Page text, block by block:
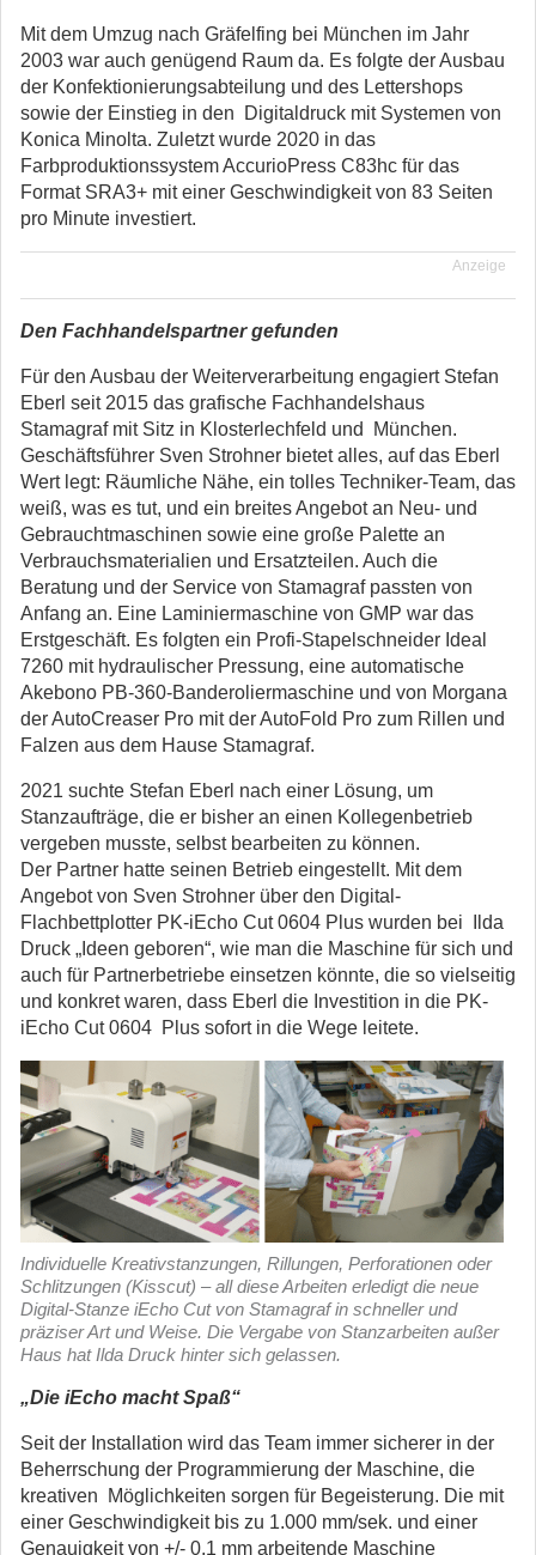
Mit dem Umzug nach Gräfelfing bei München im Jahr
2003 war auch genügend Raum da. Es folgte der Ausbau
der Konfektionierungsabteilung und des Lettershops
sowie der Einstieg in den Digitaldruck mit Systemen von
Konica Minolta. Zuletzt wurde 2020 in das
Farbproduktionssystem AccurioPress C83hc für das
Format SRA3+ mit einer Geschwindigkeit von 83 Seiten
pro Minute investiert.
Anzeige
Den Fachhandelspartner gefunden
Für den Ausbau der Weiterverarbeitung engagiert Stefan
Eberl seit 2015 das grafische Fachhandelshaus
Stamagraf mit Sitz in Klosterlechfeld und München.
Geschäftsführer Sven Strohner bietet alles, auf das Eberl
Wert legt: Räumliche Nähe, ein tolles Techniker-Team, das
weiß, was es tut, und ein breites Angebot an Neu- und
Gebrauchtmaschinen sowie eine große Palette an
Verbrauchsmaterialien und Ersatzteilen. Auch die
Beratung und der Service von Stamagraf passten von
Anfang an. Eine Laminiermaschine von GMP war das
Erstgeschäft. Es folgten ein Profi-Stapelschneider Ideal
7260 mit hydraulischer Pressung, eine automatische
Akebono PB-360-Banderoliermaschine und von Morgana
der AutoCreaser Pro mit der AutoFold Pro zum Rillen und
Falzen aus dem Hause Stamagraf.
2021 suchte Stefan Eberl nach einer Lösung, um
Stanzaufträge, die er bisher an einen Kollegenbetrieb
vergeben musste, selbst bearbeiten zu können.
Der Partner hatte seinen Betrieb eingestellt. Mit dem
Angebot von Sven Strohner über den Digital-
Flachbettplotter PK-iEcho Cut 0604 Plus wurden bei Ilda
Druck „Ideen geboren“, wie man die Maschine für sich und
auch für Partnerbetriebe einsetzen könnte, die so vielseitig
und konkret waren, dass Eberl die Investition in die PK-
iEcho Cut 0604 Plus sofort in die Wege leitete.
Individuelle Kreativstanzungen, Rillungen, Perforationen oder
Schlitzungen (Kisscut) – all diese Arbeiten erledigt die neue
Digital-Stanze iEcho Cut von Stamagraf in schneller und
präziser Art und Weise. Die Vergabe von Stanzarbeiten außer
Haus hat Ilda Druck hinter sich gelassen.
„Die iEcho macht Spaß“
Seit der Installation wird das Team immer sicherer in der
Beherrschung der Programmierung der Maschine, die
kreativen Möglichkeiten sorgen für Begeisterung. Die mit
einer Geschwindigkeit bis zu 1.000 mm/sek. und einer
Genauigkeit von +/- 0,1 mm arbeitende Maschine